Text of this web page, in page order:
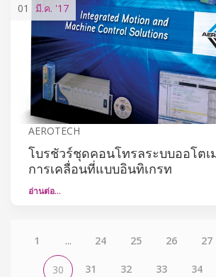
01 มี.ค. '17
AEROTECH
โบรชัวร์ชุดคอนโทรลระบบออโต
การเคลื่อนที่แบบอินทิเกรท
อ่านต่อ…
1 ... 24 25 26 27
30 31 32 33 34